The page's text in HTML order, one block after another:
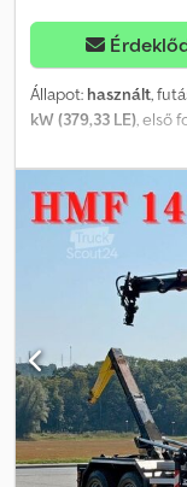
Állapot: használt,
kW (379,33 LE), első
3 tengely, fékek:
raktér hossza:
6 800
raktérmagasság:600
daru,
TÁVIRÁNYÍTÓ
2017 •
KÖZPONTI ZÁR •
• SZERVOKORMÁNY
60 cm (H x SZ x M)
000 kg TENGELYTÁV:
RUGÓS HÁTSÓ:
TEL: KUBA - lengyel,
német, olasz, ?